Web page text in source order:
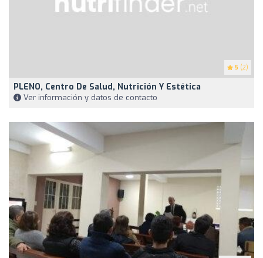
5 (2)
PLENO, Centro De Salud, Nutrición Y Estética
Ver información y datos de contacto